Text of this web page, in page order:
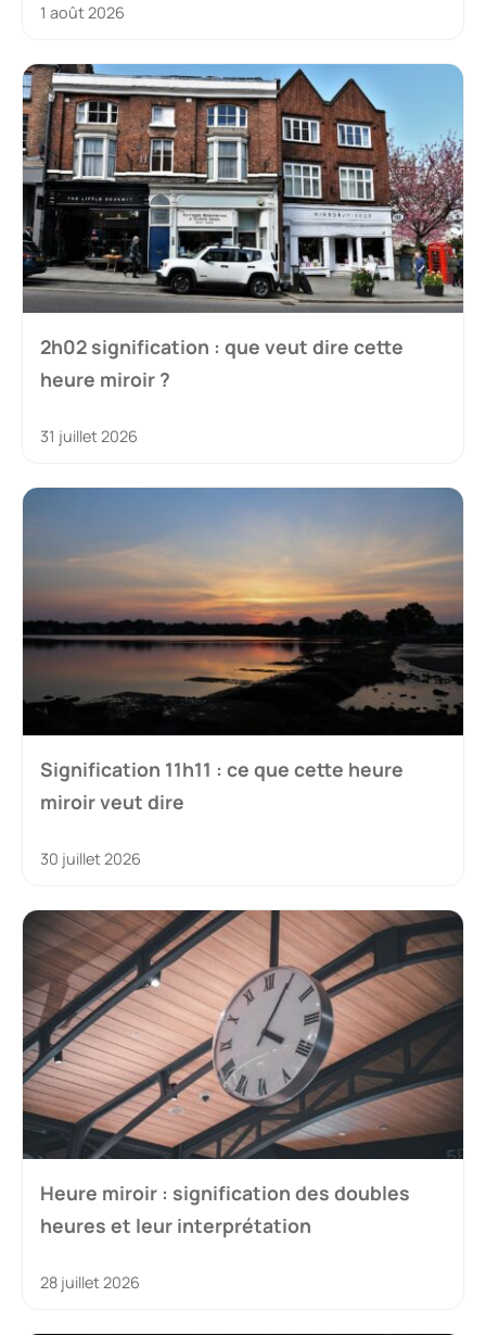
1 août 2026
2h02 signification : que veut dire cette
heure miroir ?
31 juillet 2026
Signification 11h11 : ce que cette heure
miroir veut dire
30 juillet 2026
Heure miroir : signification des doubles
heures et leur interprétation
28 juillet 2026